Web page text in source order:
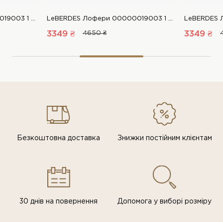
LeBERDES Лофери 00000019003 1 Магазин взуття “Favorite Shoes” LeBERDES Лофери 00000019003 1 Магазин взуття “Favorite Shoes”
3349 ₴ 4650 ₴ 3349 ₴
Безкоштовна доставка Знижки постiйним клiєнтам
30 днів на повернення Допомога у виборі розміру